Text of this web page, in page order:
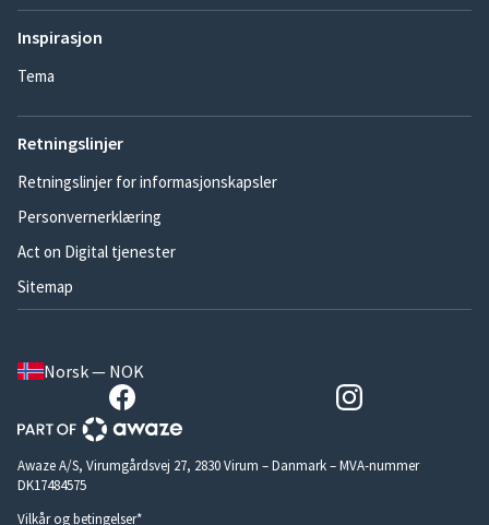
Inspirasjon
Tema
Retningslinjer
Retningslinjer for informasjonskapsler
Personvernerklæring
Act on Digital tjenester
Sitemap
Norsk — NOK
Awaze A/S, Virumgårdsvej 27, 2830 Virum – Danmark – MVA-nummer
DK17484575
Vilkår og betingelser*